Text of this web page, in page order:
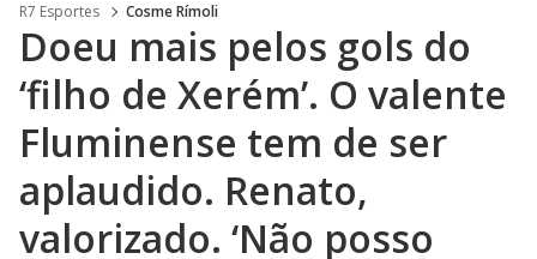
R7 Esportes Cosme Rímoli
Doeu mais pelos gols do
‘filho de Xerém’. O valente
Fluminense tem de ser
aplaudido. Renato,
valorizado. ‘Não posso